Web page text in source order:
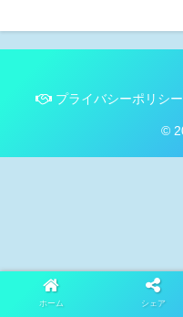
プライバシーポリシー
©
ホーム シェア